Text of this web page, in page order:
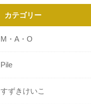
カテゴリー
M・A・O
Pile
すずきけいこ